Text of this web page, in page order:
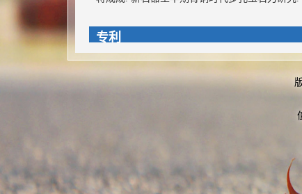
专利
《金沙玉工.Ⅱ.玉石琮工艺研究》